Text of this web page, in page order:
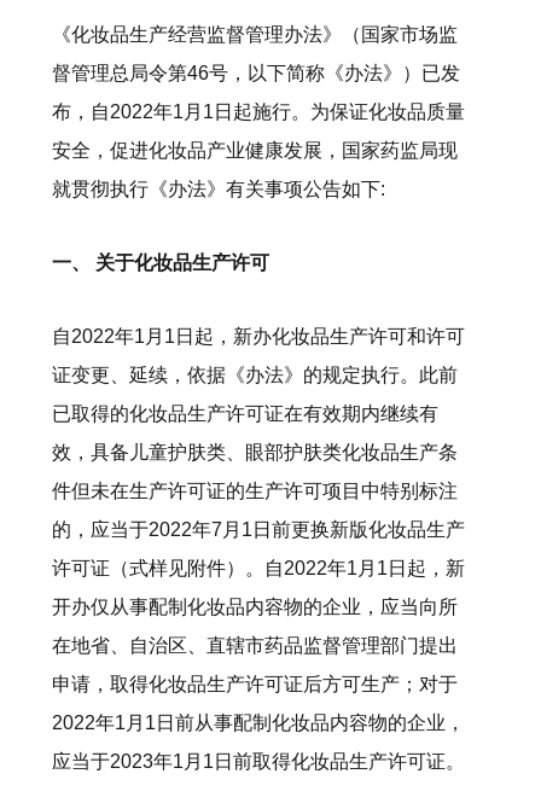
《化妆品生产经营监督管理办法》（国家市场监
督管理总局令第46号，以下简称《办法》）已发
布，自2022年1月1日起施行。为保证化妆品质量
安全，促进化妆品产业健康发展，国家药监局现
就贯彻执行《办法》有关事项公告如下:
一、 关于化妆品生产许可
自2022年1月1日起，新办化妆品生产许可和许可
证变更、延续，依据《办法》的规定执行。此前
已取得的化妆品生产许可证在有效期内继续有
效，具备儿童护肤类、眼部护肤类化妆品生产条
件但未在生产许可证的生产许可项目中特别标注
的，应当于2022年7月1日前更换新版化妆品生产
许可证（式样见附件）。自2022年1月1日起，新
开办仅从事配制化妆品内容物的企业，应当向所
在地省、自治区、直辖市药品监督管理部门提出
申请，取得化妆品生产许可证后方可生产；对于
2022年1月1日前从事配制化妆品内容物的企业，
应当于2023年1月1日前取得化妆品生产许可证。